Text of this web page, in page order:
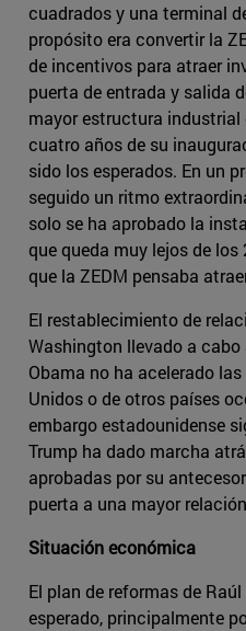
cuadrados y una terminal
propósito era convertir la
de incentivos para atraer
puerta de entrada y salida
mayor estructura industrial
cuatro años de su
sido los esperados. En un
seguido un ritmo
solo se ha aprobado la
que queda muy lejos de
que la ZEDM pensaba
El restablecimiento de
Washington llevado a
Obama no ha acelerado
Unidos o de otros países
embargo estadounidense
Trump ha dado marcha
aprobadas por su
puerta a una mayor
Situación económica
El plan de reformas de
esperado, principalmente